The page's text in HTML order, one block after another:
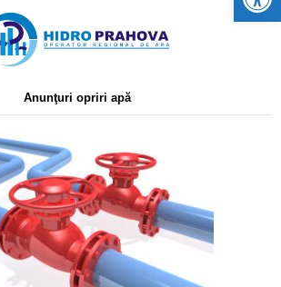
public
Anunţuri opriri apă